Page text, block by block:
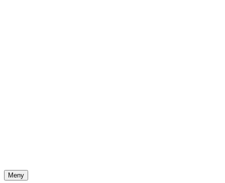
Meny